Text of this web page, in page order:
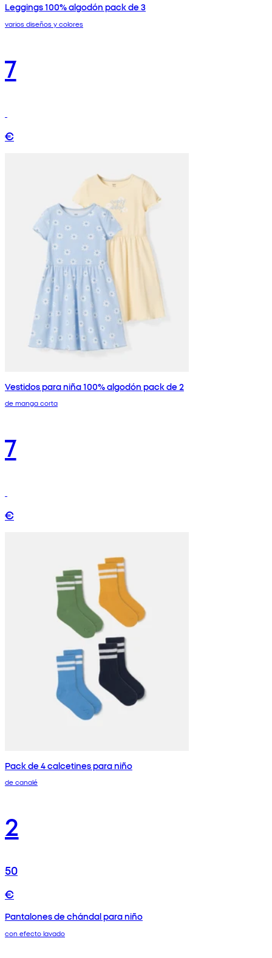
Leggings 100% algodón pack de 3
varios diseños y colores
7
€
Vestidos para niña 100% algodón pack de 2
de manga corta
7
€
Pack de 4 calcetines para niño
de canalé
2
50
€
Pantalones de chándal para niño
con efecto lavado